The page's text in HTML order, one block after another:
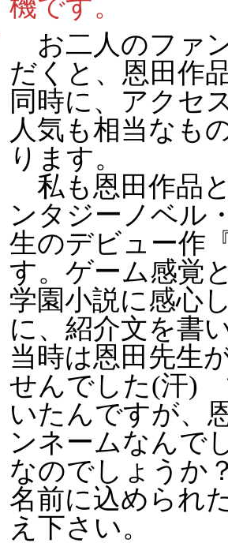
お二人のファ
だくと、恩田作
同時に、アクセ
人気も相当なも
ります。
私も恩田作品
ンタジーノベル
生のデビュー作
す。ゲーム感覚
学園小説に感心
に、紹介文を書
当時は恩田先生
せんでした(汗)
いたんですが、
ンネームなんで
なのでしょうか
名前に込められ
え下さい。